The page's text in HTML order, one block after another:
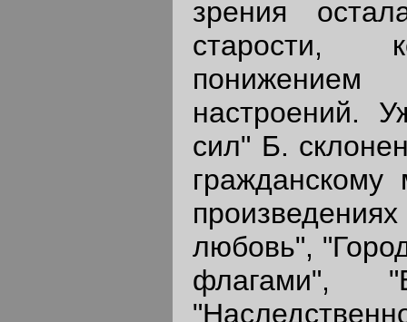
зрения
старости,
понижением
настроений.
сил" Б.
любовь",
флагами",